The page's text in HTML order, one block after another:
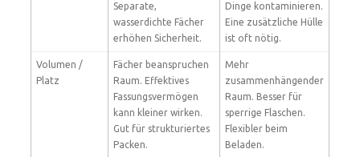
Separate,
wasserdichte Fächer
erhöhen Sicherheit.
Dinge kontaminieren.
Eine zusätzliche Hülle
ist oft nötig.
Volumen /
Platz
Fächer beanspruchen
Raum. Effektives
Fassungsvermögen
kann kleiner wirken.
Gut für strukturiertes
Packen.
Mehr
zusammenhängender
Raum. Besser für
sperrige Flaschen.
Flexibler beim
Beladen.